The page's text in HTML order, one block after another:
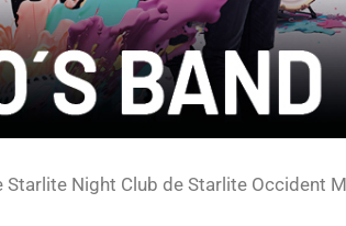
Night Club de Starlite Occident